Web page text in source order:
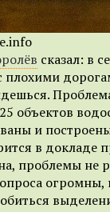
сказал: в
плохими
объектов
и
в докладе
проблемы не